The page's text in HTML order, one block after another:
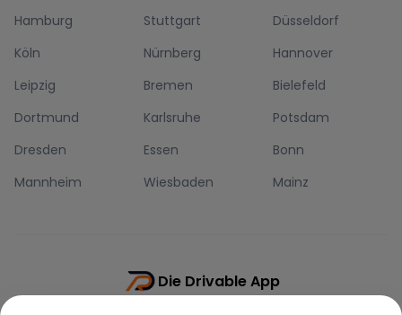
Hamburg
Stuttgart
Düsseldorf
Köln
Nürnberg
Hannover
Leipzig
Bremen
Bielefeld
Dortmund
Karlsruhe
Potsdam
Dresden
Essen
Bonn
Mannheim
Wiesbaden Mainz
Die Drivable App